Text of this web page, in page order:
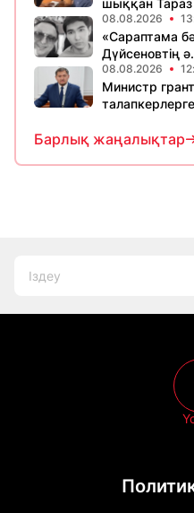
шыққан Тараз
08.08.2026
«Сараптама
Дүйсеновтің
08.08.2026
Министр
Барлық жаңалықтар